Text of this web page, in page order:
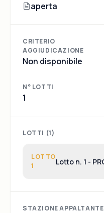
aperta
CRITERIO
AGGIUDICAZIONE
Non disponibile
N° LOTTI
1
LOTTI (1)
LOTTO
1
Lotto n. 1 -
RIFIUTI
STAZIONE